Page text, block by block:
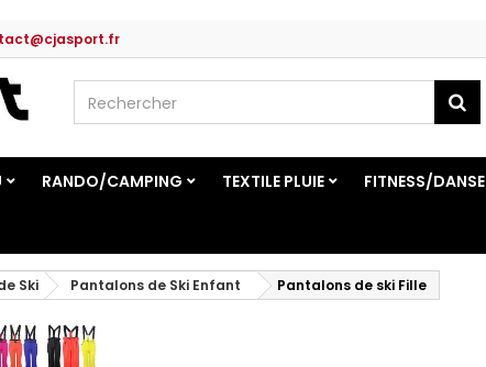
RANDO/CAMPING TEXTILE PLUIE FITNESS/DANSE
Ski Pantalons de Ski Enfant Pantalons de ski Fille